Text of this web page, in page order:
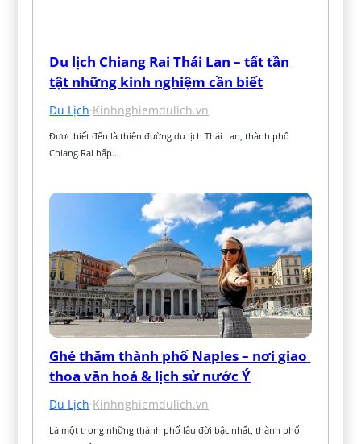
Du lịch Chiang Rai Thái Lan – tất tần
tật những kinh nghiệm cần biết
Du Lịch·Kinhnghiemdulich.vn
Được biết đến là thiên đường du lịch Thái Lan, thành phố
Chiang Rai hấp…
Ghé thăm thành phố Naples – nơi giao
thoa văn hoá & lịch sử nước Ý
Du Lịch·Kinhnghiemdulich.vn
Là một trong những thành phố lâu đời bậc nhất, thành phố